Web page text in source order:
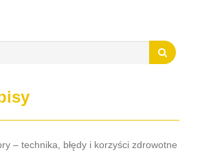
– technika, błędy i korzyści zdrowotne